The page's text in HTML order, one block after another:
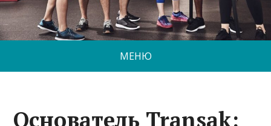
МЕНЮ
Основатель Transak: